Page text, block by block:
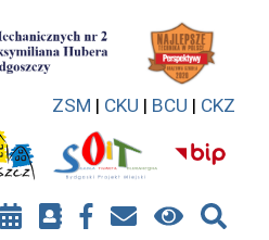
ZSM | CKU | BCU | CKZ